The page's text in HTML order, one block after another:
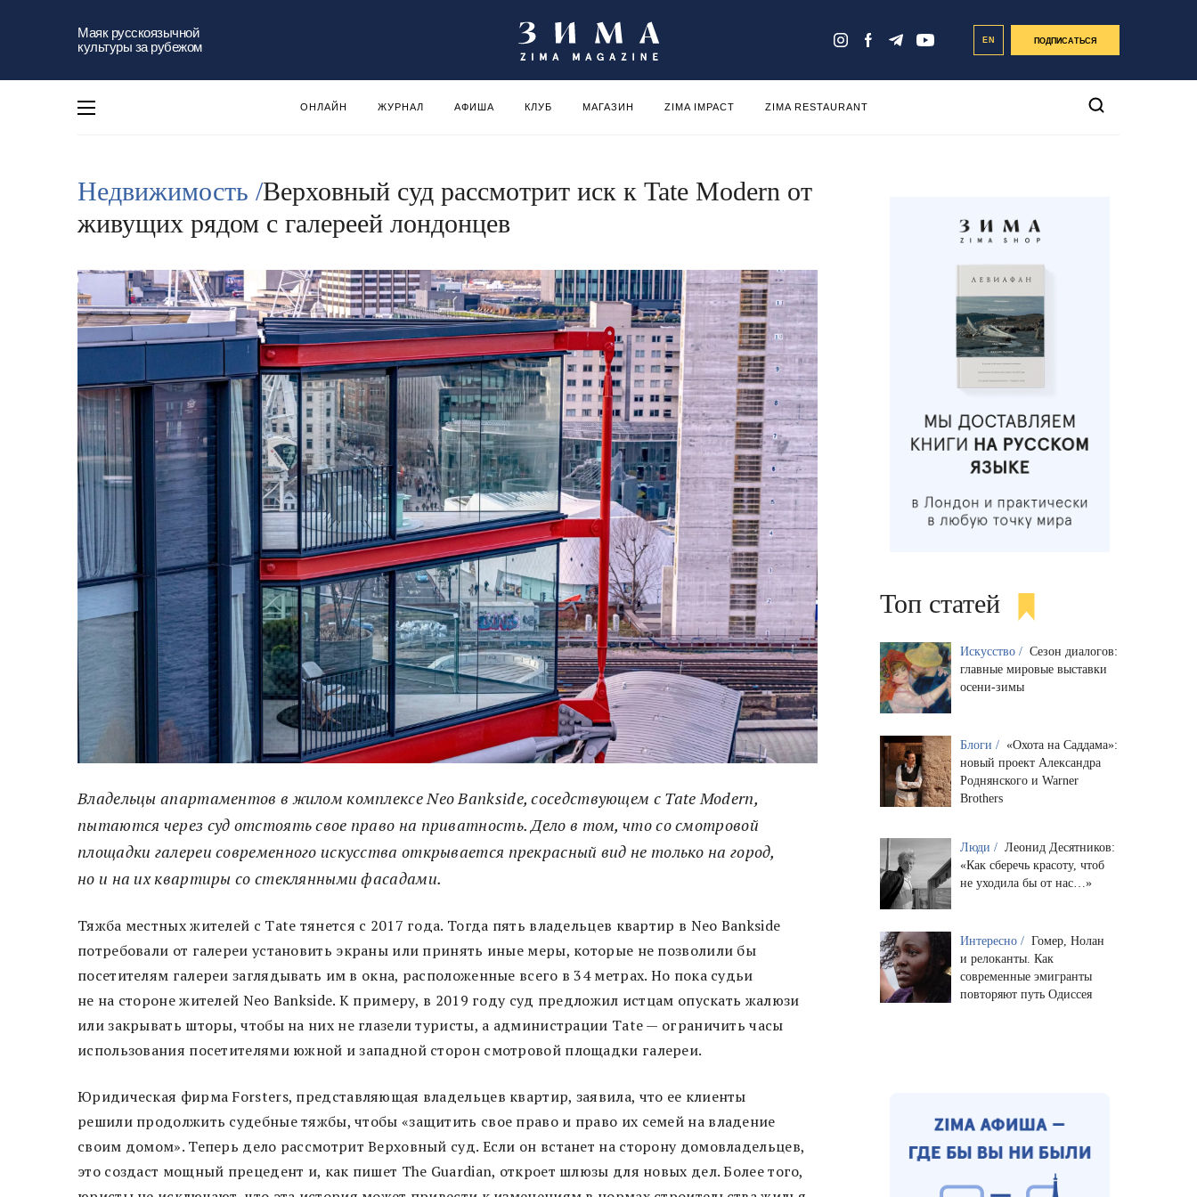
Маяк русскоязычной
культуры за рубежом
EN ПОДПИСАТЬСЯ
ОНЛАЙН ЖУРНАЛ АФИША КЛУБ МАГАЗИН ZIMA IMPACT ZIMA RESTAURANT
Недвижимость /Верховный суд рассмотрит иск к Tate Modern от
живущих рядом с галереей лондонцев
Владельцы апартаментов в жилом комплексе Neo Bankside, соседствующем с Tate Modern,
пытаются через суд отстоять свое право на приватность. Дело в том, что со смотровой
площадки галереи современного искусства открывается прекрасный вид не только на город,
но и на их квартиры со стеклянными фасадами.
Тяжба местных жителей с Tate тянется с 2017 года. Тогда пять владельцев квартир в Neo Bankside
потребовали от галереи установить экраны или принять иные меры, которые не позволили бы
посетителям галереи заглядывать им в окна, расположенные всего в 34 метрах. Но пока судьи
не на стороне жителей Neo Bankside. К примеру, в 2019 году суд предложил истцам опускать жалюзи
или закрывать шторы, чтобы на них не глазели туристы, а администрации Tate — ограничить часы
использования посетителями южной и западной сторон смотровой площадки галереи.
Юридическая фирма Forsters, представляющая владельцев квартир, заявила, что ее клиенты
решили продолжить судебные тяжбы, чтобы «защитить свое право и право их семей на владение
своим домом». Теперь дело рассмотрит Верховный суд. Если он встанет на сторону домовладельцев,
это создаст мощный прецедент и, как пишет The Guardian, откроет шлюзы для новых дел. Более того,
Топ статей
Искусство / Сезон диалогов:
главные мировые выставки
осени-зимы
Блоги / «Охота на Саддама»:
новый проект Александра
Роднянского и Warner
Brothers
Люди / Леонид Десятников:
«Как сберечь красоту, чтоб
не уходила бы от нас…»
Интересно / Гомер, Нолан
и релоканты. Как
современные эмигранты
повторяют путь Одиссея